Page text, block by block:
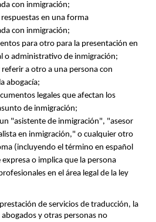
con inmigración;
en una forma
con inmigración;
para otro para la presentación en
o administrativo de inmigración;
a otro a una persona con
abogacía;
legales que afectan los
de inmigración;
"asistente de inmigración", "asesor
en inmigración," o cualquier otro
(incluyendo el término en español
o implica que la persona
en el área legal de la ley
de servicios de traducción, la
y otras personas no